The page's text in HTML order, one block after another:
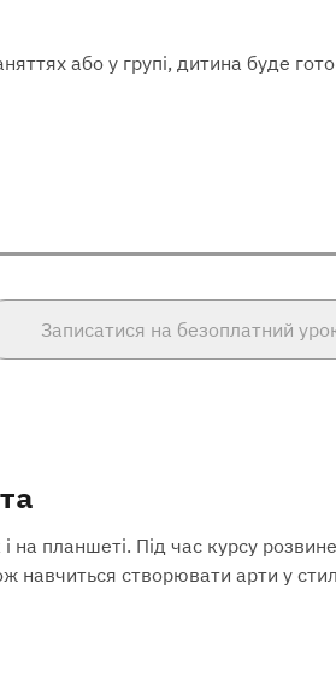
або у групі, дитина буде
Записатися на безоплатний
планшеті. Під час курсу
створювати арти у